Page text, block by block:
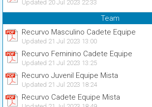
Updated 20 Jul 2023 22:33
Team
Recurvo Masculino Cadete Equipe
Updated 21 Jul 2023 13:00
Recurvo Feminino Cadete Equipe
Updated 21 Jul 2023 13:25
Recurvo Juvenil Equipe Mista
Updated 21 Jul 2023 18:24
Recurvo Cadete Equipe Mista